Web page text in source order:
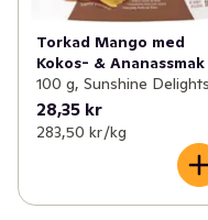
Torkad Mango med
Kokos- & Ananassmak
100 g, Sunshine Delights
28,35 kr
283,50 kr /kg